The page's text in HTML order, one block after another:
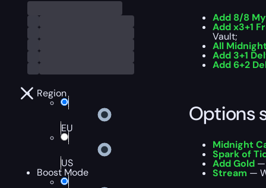
Region
EU
US
Boost Mode
Add 8/8
Add x3+1
Vault;
All
Add 3+1
Add 6+2
Options
Midnight
Spark of
Add Gold—
Stream —